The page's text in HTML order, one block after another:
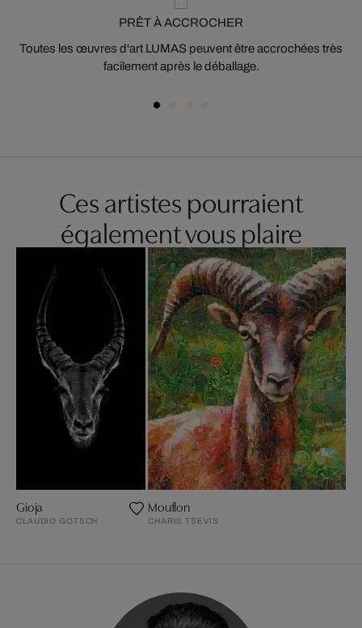
PRÊT À ACCROCHER
Toutes les œuvres d'art LUMAS peuvent être accrochées très
facilement après le déballage.
Ces artistes pourraient
également vous plaire
Gioja
CLAUDIO GOTSCH
Mouflon
CHARIS TSEVIS